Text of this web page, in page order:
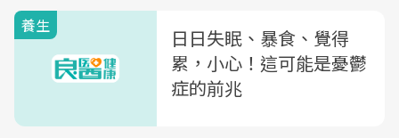
養生
日日失眠、暴食、覺得
累，小心！這可能是憂鬱
症的前兆